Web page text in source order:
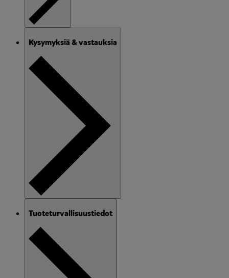
Kysymyksiä & vastauksia
Tuoteturvallisuustiedot